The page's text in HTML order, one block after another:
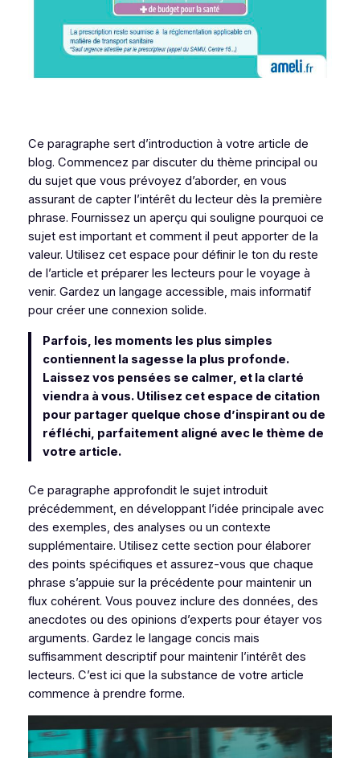
Ce paragraphe sert d’introduction à votre article de
blog. Commencez par discuter du thème principal ou
du sujet que vous prévoyez d’aborder, en vous
assurant de capter l’intérêt du lecteur dès la première
phrase. Fournissez un aperçu qui souligne pourquoi ce
sujet est important et comment il peut apporter de la
valeur. Utilisez cet espace pour définir le ton du reste
de l’article et préparer les lecteurs pour le voyage à
venir. Gardez un langage accessible, mais informatif
pour créer une connexion solide.
Parfois, les moments les plus simples
contiennent la sagesse la plus profonde.
Laissez vos pensées se calmer, et la clarté
viendra à vous. Utilisez cet espace de citation
pour partager quelque chose d’inspirant ou de
réfléchi, parfaitement aligné avec le thème de
votre article.
Ce paragraphe approfondit le sujet introduit
précédemment, en développant l’idée principale avec
des exemples, des analyses ou un contexte
supplémentaire. Utilisez cette section pour élaborer
des points spécifiques et assurez-vous que chaque
phrase s’appuie sur la précédente pour maintenir un
flux cohérent. Vous pouvez inclure des données, des
anecdotes ou des opinions d’experts pour étayer vos
arguments. Gardez le langage concis mais
suffisamment descriptif pour maintenir l’intérêt des
lecteurs. C’est ici que la substance de votre article
commence à prendre forme.